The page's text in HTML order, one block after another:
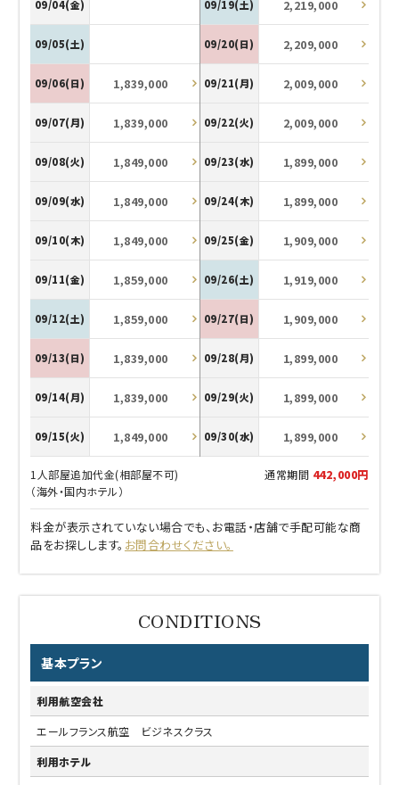
基本プラン
利用航空会社
エールフランス航空 ビジネスクラス
利用ホテル
09/04(金)
09/05(土)
09/06(日) 1,839,000
09/07(月) 1,839,000
09/08(火) 1,849,000
09/09(水) 1,849,000
09/10(木) 1,849,000
09/11(金) 1,859,000
09/12(土) 1,859,000
09/13(日) 1,839,000
09/14(月) 1,839,000
09/15(火) 1,849,000
09/19(土) 2,219,000
09/20(日) 2,209,000
09/21(月) 2,009,000
09/22(火) 2,009,000
09/23(水) 1,899,000
09/24(木) 1,899,000
09/25(金) 1,909,000
09/26(土) 1,919,000
09/27(日) 1,909,000
09/28(月) 1,899,000
09/29(火) 1,899,000
09/30(水) 1,899,000
1人部屋追加代金(相部屋不可)
（海外・国内ホテル）
通常期間 442,000円
料金が表示されていない場合でも、お電話・店舗で手配可能な商
品をお探しします。 お問合わせください。